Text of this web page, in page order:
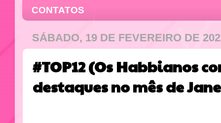
CONTATOS
SÁBADO, 19 DE FEVEREIRO DE
#TOP12 (Os Habbianos
destaques no mês de